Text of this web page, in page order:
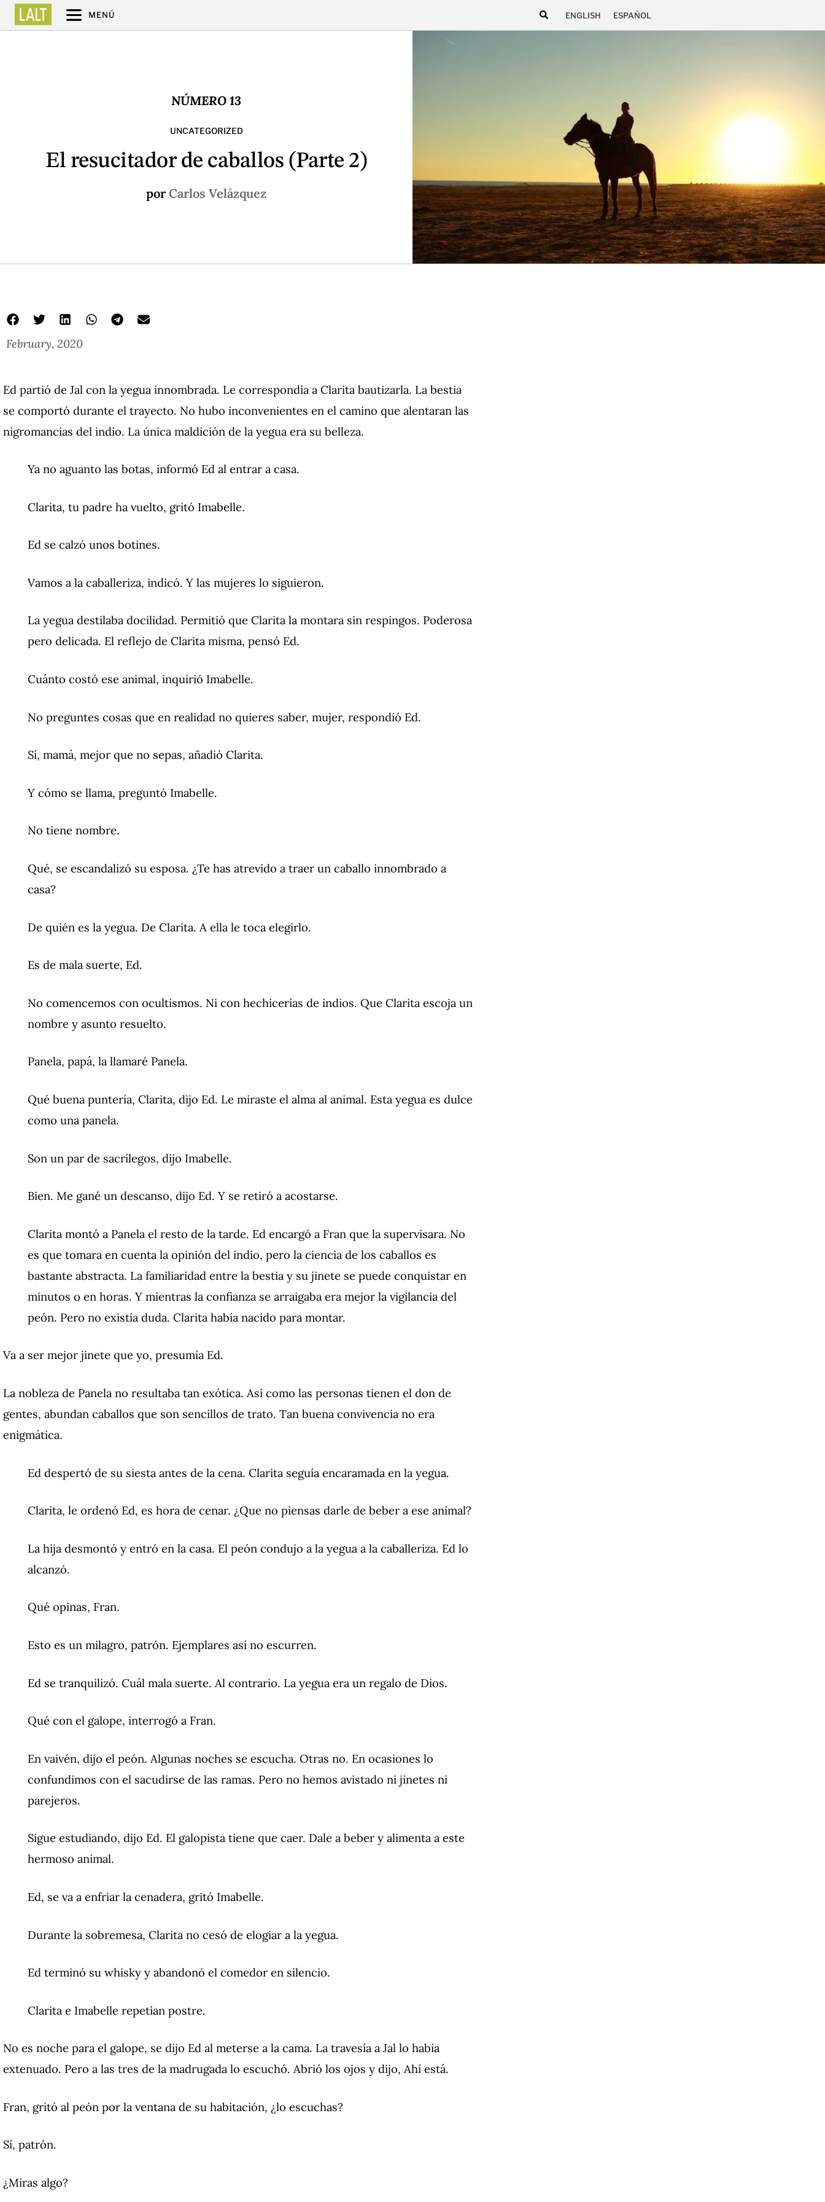
MENÚ ENGLISH ESPAÑOL
NÚMERO 13
UNCATEGORIZED
El resucitador de caballos (Parte 2)
por Carlos Velázquez
February, 2020
Ed partió de Jal con la yegua innombrada. Le correspondía a Clarita bautizarla. La bestia
se comportó durante el trayecto. No hubo inconvenientes en el camino que alentaran las
nigromancias del indio. La única maldición de la yegua era su belleza.
Ya no aguanto las botas, informó Ed al entrar a casa.
Clarita, tu padre ha vuelto, gritó Imabelle.
Ed se calzó unos botines.
Vamos a la caballeriza, indicó. Y las mujeres lo siguieron.
La yegua destilaba docilidad. Permitió que Clarita la montara sin respingos. Poderosa
pero delicada. El reflejo de Clarita misma, pensó Ed.
Cuánto costó ese animal, inquirió Imabelle.
No preguntes cosas que en realidad no quieres saber, mujer, respondió Ed.
Sí, mamá, mejor que no sepas, añadió Clarita.
Y cómo se llama, preguntó Imabelle.
No tiene nombre.
Qué, se escandalizó su esposa. ¿Te has atrevido a traer un caballo innombrado a
casa?
De quién es la yegua. De Clarita. A ella le toca elegirlo.
Es de mala suerte, Ed.
No comencemos con ocultismos. Ni con hechicerías de indios. Que Clarita escoja un
nombre y asunto resuelto.
Panela, papá, la llamaré Panela.
Qué buena puntería, Clarita, dijo Ed. Le miraste el alma al animal. Esta yegua es dulce
como una panela.
Son un par de sacrílegos, dijo Imabelle.
Bien. Me gané un descanso, dijo Ed. Y se retiró a acostarse.
Clarita montó a Panela el resto de la tarde. Ed encargó a Fran que la supervisara. No
es que tomara en cuenta la opinión del indio, pero la ciencia de los caballos es
bastante abstracta. La familiaridad entre la bestia y su jinete se puede conquistar en
minutos o en horas. Y mientras la confianza se arraigaba era mejor la vigilancia del
peón. Pero no existía duda. Clarita había nacido para montar.
Va a ser mejor jinete que yo, presumía Ed.
La nobleza de Panela no resultaba tan exótica. Así como las personas tienen el don de
gentes, abundan caballos que son sencillos de trato. Tan buena convivencia no era
enigmática.
Ed despertó de su siesta antes de la cena. Clarita seguía encaramada en la yegua.
Clarita, le ordenó Ed, es hora de cenar. ¿Que no piensas darle de beber a ese animal?
La hija desmontó y entró en la casa. El peón condujo a la yegua a la caballeriza. Ed lo
alcanzó.
Qué opinas, Fran.
Esto es un milagro, patrón. Ejemplares así no escurren.
Ed se tranquilizó. Cuál mala suerte. Al contrario. La yegua era un regalo de Dios.
Qué con el galope, interrogó a Fran.
En vaivén, dijo el peón. Algunas noches se escucha. Otras no. En ocasiones lo
confundimos con el sacudirse de las ramas. Pero no hemos avistado ni jinetes ni
parejeros.
Sigue estudiando, dijo Ed. El galopista tiene que caer. Dale a beber y alimenta a este
hermoso animal.
Ed, se va a enfriar la cenadera, gritó Imabelle.
Durante la sobremesa, Clarita no cesó de elogiar a la yegua.
Ed terminó su whisky y abandonó el comedor en silencio.
Clarita e Imabelle repetían postre.
No es noche para el galope, se dijo Ed al meterse a la cama. La travesía a Jal lo había
extenuado. Pero a las tres de la madrugada lo escuchó. Abrió los ojos y dijo, Ahí está.
Fran, gritó al peón por la ventana de su habitación, ¿lo escuchas?
Sí, patrón.
¿Miras algo?